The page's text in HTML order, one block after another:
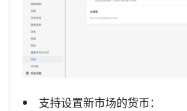
支持设置新市场的货币：